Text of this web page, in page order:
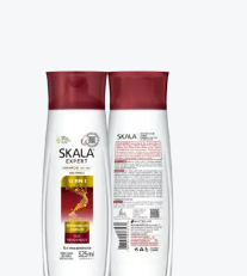
añadido Aqua,
cetearílico,
de cetrimonio,
cetílicos de
de karité,